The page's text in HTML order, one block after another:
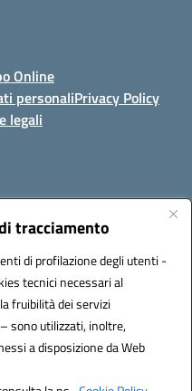
tracciamento
di profilazione degli utenti -
tecnici necessari al
fruibilità dei servizi
sono utilizzati, inoltre,
a disposizione da Web
Online
personaliPrivacy Policy
legali
- Palermo
3D Solution S.r.l.